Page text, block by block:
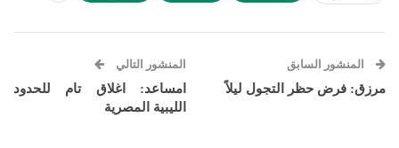
المنشور السابق
مرزق: فرض حظر التجول ليلاً
المنشور التالي
امساعد: اغلاق تام للحدود
الليبية المصرية